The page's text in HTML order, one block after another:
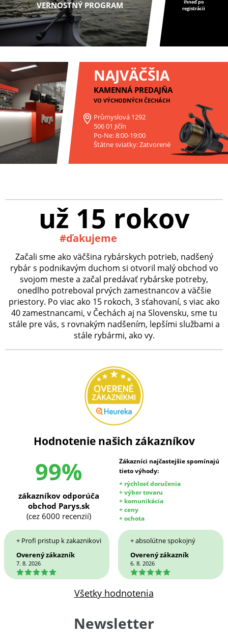
VERNOSTNÝ PROGRAM
ihneď po
registrácii
NAJVÄČŠIA
KAMENNÁ PREDAJŇA
VO VÝCHODNÝCH ČECHÁCH
Průmyslová 1292
506 01 Jičín
Po-Ne: 8:00-19:00
Štátne sviatky: Zatvorené
už 15 rokov
#ďakujeme
Začali sme ako väčšina rybárskych potrieb, nadšený
rybár s podnikavým duchom si otvoril malý obchod vo
svojom meste a začal predávať rybárske potreby,
onedlho potreboval prvých zamestnancov a väčšie
priestory. Po viac ako 15 rokoch, 3 sťahovaní, s viac ako
40 zamestnancami, v Čechách aj na Slovensku, sme tu
stále pre vás, s rovnakým nadšením, lepšími službami a
stále rybármi, ako vy.
Hodnotenie našich zákazníkov
99%
Zákazníci najčastejšie spomínajú
tieto výhody:
+ rýchlosť doručenia
+ výber tovaru
+ komunikácia
+ ceny
+ ochota
zákazníkov odporúča
obchod Parys.sk
(cez 6000 recenzií)
+ Profi pristup k zakaznikovi
Overený zákazník
7. 8. 2026
5
+ absolútne spokojný
Overený zákazník
6. 8. 2026
5
Všetky hodnotenia
Newsletter